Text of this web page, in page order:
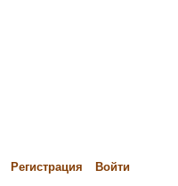
Регистрация Войти